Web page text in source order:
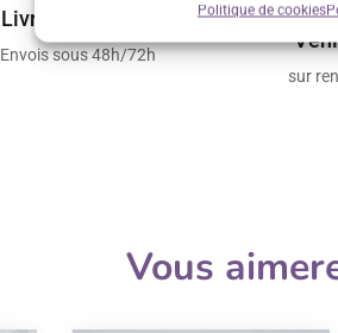
Politique de cookies
Livraison rapide
Envois sous 48h/72h
Retrait
sur
Vous